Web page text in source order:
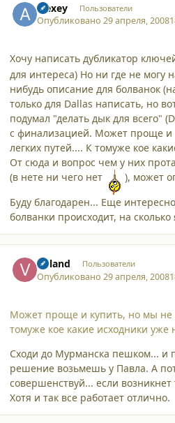
alexey Пользователи
Опубликовано29 апреля, 2008
Хочу написать дубликатор
для интереса) Но ни где не могу
нибудь описание для болванок
только для Dallas написать, но
подумал "делать дык для всего"
с финализацией. Может проще
легких путей.... К томуже кое
От сюда и вопрос чем у них
(в нете ни чего нет
), может
Буду благодарен... Еще
болванки происходит, на
Voland Пользователи
Опубликовано29 апреля, 2008
Может проще и купить, но мы не
томуже кое какие исходники уже
Сходи до Мурманска пешком... и
решение возьмешь у Павла. А
совершенствуй... если возникнет
Хотя и так все работает отлично.